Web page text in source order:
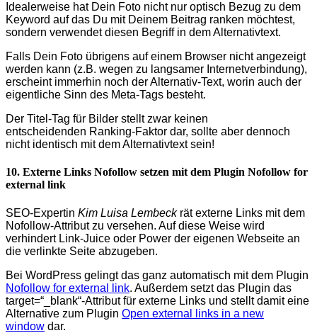
Idealerweise hat Dein Foto nicht nur optisch Bezug zu dem
Keyword auf das Du mit Deinem Beitrag ranken möchtest,
sondern verwendet diesen Begriff in dem Alternativtext.
Falls Dein Foto übrigens auf einem Browser nicht angezeigt
werden kann (z.B. wegen zu langsamer Internetverbindung),
erscheint immerhin noch der Alternativ-Text, worin auch der
eigentliche Sinn des Meta-Tags besteht.
Der Titel-Tag für Bilder stellt zwar keinen
entscheidenden Ranking-Faktor dar, sollte aber dennoch
nicht identisch mit dem Alternativtext sein!
10. Externe Links Nofollow setzen mit dem Plugin Nofollow for
external link
SEO-Expertin Kim Luisa Lembeckrät externe Links mit dem
Nofollow-Attribut zu versehen. Auf diese Weise wird
verhindert Link-Juice oder Power der eigenen Webseite an
die verlinkte Seite abzugeben.
Bei WordPress gelingt das ganz automatisch mit dem Plugin
Nofollow for external link. Außerdem setzt das Plugin das
target=“_blank“-Attribut für externe Links und stellt damit eine
Alternative zum Plugin Open external links in a new
window dar.